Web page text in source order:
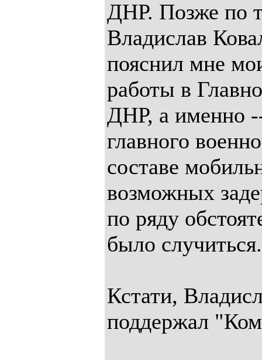
ДНР. Позже по
Владислав
пояснил мне
работы в
ДНР, а именно
главного
составе
возможных
по ряду
было случиться.
Кстати,
поддержал